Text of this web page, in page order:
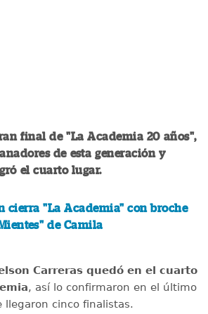
final de "La Academia 20 años",
de esta generación y
el cuarto lugar.
cierra "La Academia" con broche
de Camila
Carreras quedó en el cuarto
, así lo confirmaron en el último
llegaron cinco finalistas.